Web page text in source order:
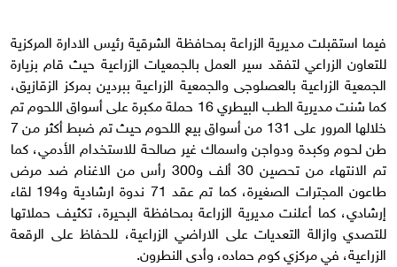
فيما استقبلت مديرية الزراعة بمحافظة الشرقية رئيس الادارة المركزية
للتعاون الزراعي لتفقد سير العمل بالجمعيات الزراعية حيث قام بزيارة
الجمعية الزراعية بالعصلوجى والجمعية الزراعية ببردين بمركز الزقازيق،
كما شنت مديرية الطب البيطري 16 حملة مكبرة على أسواق اللحوم تم
خلالها المرور على 131 من أسواق بيع اللحوم حيث تم ضبط أكثر من 7
طن لحوم وكبدة ودواجن واسماك غير صالحة للاستخدام الأدمي، كما
تم الانتهاء من تحصين 30 ألف و300 رأس من الاغنام ضد مرض
طاعون المجترات الصغيرة، كما تم عقد 71 ندوة ارشادية و194 لقاء
إرشادي، كما أعلنت مديرية الزراعة بمحافظة البحيرة، تكثيف حملاتها
للتصدي وازالة التعديات على الاراضي الزراعية، للحفاظ على الرقعة
الزراعية، في مركزي كوم حماده، وأدى النطرون.